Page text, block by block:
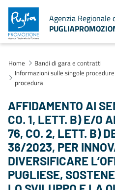
Agenzia Regionale
Home
Bandi di gara e contratti
Informazioni sulle singole
procedura
AFFIDAMENTO AI
CO. 1, LETT. B) E/O
76, CO. 2, LETT. B)
36/2023, PER
DIVERSIFICARE
PUGLIESE,